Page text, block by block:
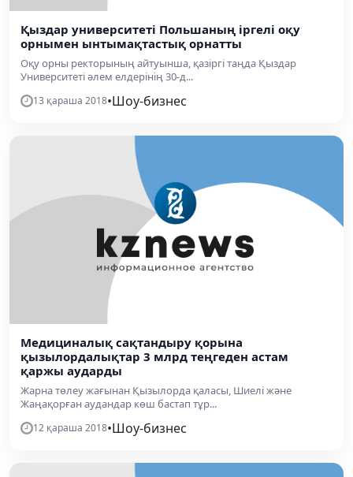
Қыздар университеті Польшаның іргелі оқу
орнымен ынтымақтастық орнатты
Оқу орны ректорының айтуынша, қазіргі таңда Қыздар
Университеті әлем елдерінің 30-д...
13 қараша 2018•Шоу-бизнес
Медициналық сақтандыру қорына
қызылордалықтар 3 млрд теңгеден астам
қаржы аударды
Жарна төлеу жағынан Қызылорда қаласы, Шиелі және
Жаңақорған аудандар көш бастап тұр...
12 қараша 2018•Шоу-бизнес